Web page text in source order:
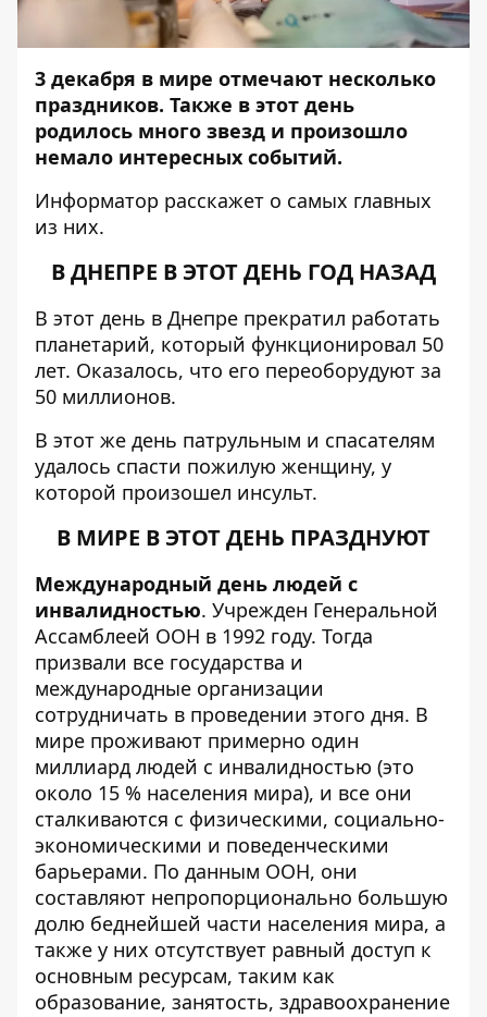
3 декабря в мире отмечают несколько
праздников. Также в этот день
родилось много звезд и произошло
немало интересных событий.
Информатор расскажет о самых главных
из них.
В ДНЕПРЕ В ЭТОТ ДЕНЬ ГОД НАЗАД
В этот день в Днепре прекратил работать
планетарий, который функционировал 50
лет. Оказалось, что его переоборудуют за
50 миллионов.
В этот же день патрульным и спасателям
удалось спасти пожилую женщину, у
которой произошел инсульт.
В МИРЕ В ЭТОТ ДЕНЬ ПРАЗДНУЮТ
Международный день людей с
инвалидностью. Учрежден Генеральной
Ассамблеей ООН в 1992 году. Тогда
призвали все государства и
международные организации
сотрудничать в проведении этого дня. В
мире проживают примерно один
миллиард людей с инвалидностью (это
около 15 % населения мира), и все они
сталкиваются с физическими, социально-
экономическими и поведенческими
барьерами. По данным ООН, они
составляют непропорционально большую
долю беднейшей части населения мира, а
также у них отсутствует равный доступ к
основным ресурсам, таким как
образование, занятость, здравоохранение